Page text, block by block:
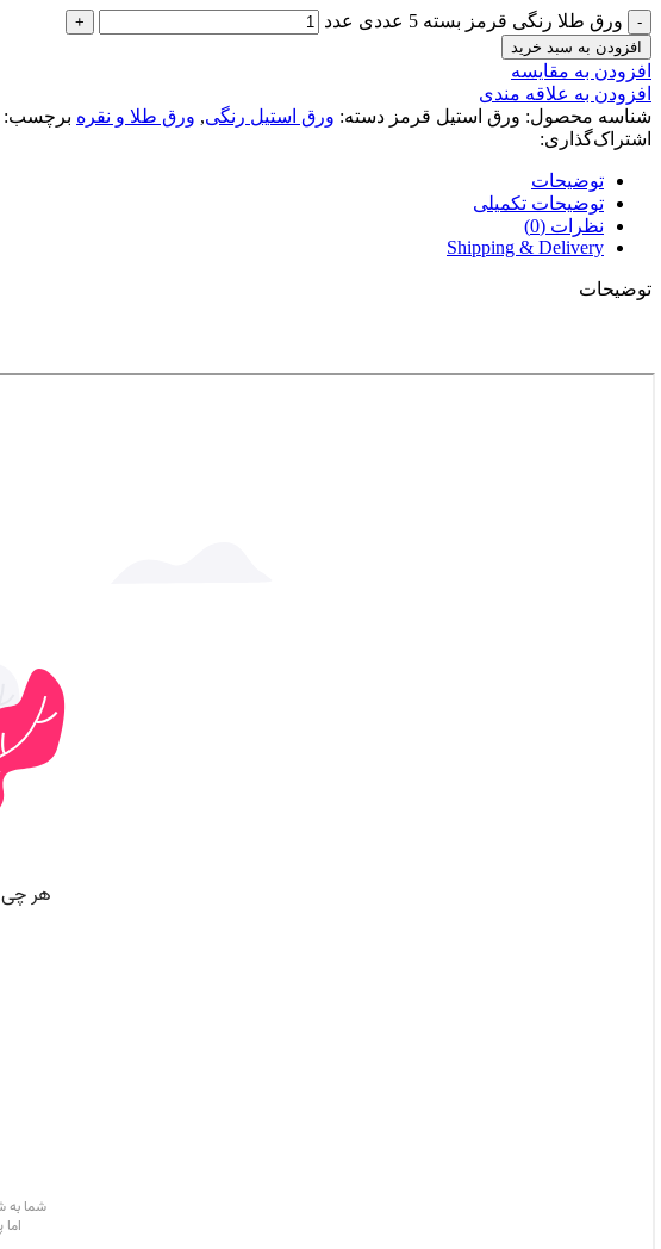
ورق طلا رنگی قرمز بسته 5 عددی عدد
افزودن به سبد خرید
افزودن به مقایسه
افزودن به علاقه مندی
شناسه محصول: ورق استیل قرمز دسته: ورق استیل رنگی, ورق طلا و نقره برچسب:
اشتراک‌گذاری:
توضیحات
توضیحات تکمیلی
نظرات (0)
Shipping & Delivery
توضیحات